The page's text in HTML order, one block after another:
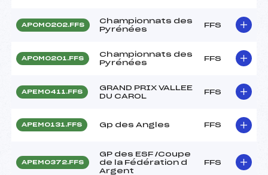
APOM0202.FFS
Championnats des
Pyrénées
FFS
APOM0201.FFS
Championnats des
Pyrénées
FFS
APEM0411.FFS
GRAND PRIX VALLEE
DU CAROL
FFS
APEM0131.FFS Gp des Angles FFS
APEM0372.FFS
GP des ESF /Coupe
de la Fédération d
Argent
FFS